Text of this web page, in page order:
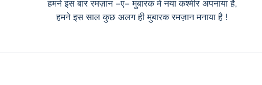
हमने इस बार रमज़ान –ए– मुबारक में नया कश्मीर अपनाया है,
हमने इस साल कुछ अलग ही मुबारक रमज़ान मनाया है !